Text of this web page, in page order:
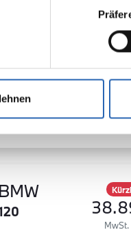
Kraftstoffverbrauch kombiniert:
-Emissionen kombiniert:
CO -Klasse: D
BMW
MwSt.